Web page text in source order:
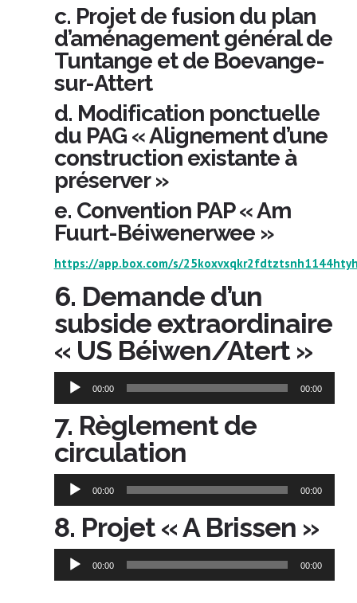
c. Projet de fusion du plan
d’aménagement général de
Tuntange et de Boevange-
sur-Attert
d. Modification ponctuelle
du PAG « Alignement d’une
construction existante à
préserver »
e. Convention PAP « Am
Fuurt-Béiwenerwee »
https://app.box.com/s/
6. Demande d’un
subside extraordinaire
« US Béiwen/Atert »
Lecteur
audio
00:00 00:00
7. Règlement de
circulation
Lecteur
audio
00:00 00:00
8. Projet « A Brissen »
Lecteur
audio
00:00 00:00